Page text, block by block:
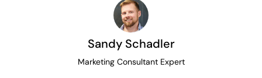
Sandy Schadler
Marketing Consultant Expert